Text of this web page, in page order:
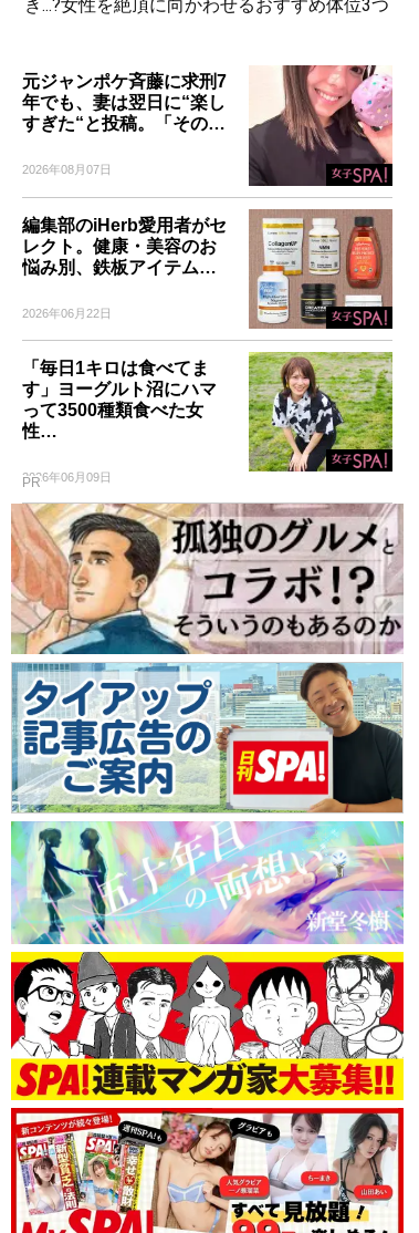
き...?女性を絶頂に向かわせるおすすめ体位3つ
元ジャンポケ斉藤に求刑7
年でも、妻は翌日に“楽し
すぎた“と投稿。「その…
2026年08月07日
編集部のiHerb愛用者がセ
レクト。健康・美容のお
悩み別、鉄板アイテム…
2026年06月22日
「毎日1キロは食べてま
す」ヨーグルト沼にハマ
って3500種類食べた女
性…
2026年06月09日
PR